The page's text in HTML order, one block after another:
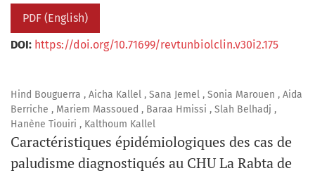
PDF (English)
DOI: https://doi.org/10.71699/revtunbiolclin.v30i2.175
Hind Bouguerra , Aicha Kallel , Sana Jemel , Sonia Marouen , Aida
Berriche , Mariem Massoued , Baraa Hmissi , Slah Belhadj ,
Hanène Tiouiri , Kalthoum Kallel
Caractéristiques épidémiologiques des cas de
paludisme diagnostiqués au CHU La Rabta de